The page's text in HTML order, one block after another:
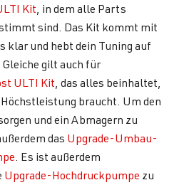
Kit , in dem alle Parts
sind. Das Kit kommt mit
klar und hebt dein Tuning auf
gilt auch für
ULTI Kit , das alles beinhaltet,
braucht. Um den
und ein Abmagern zu
das Upgrade-Umbau-
. Es ist außerdem
Upgrade-Hochdruckpumpe zu